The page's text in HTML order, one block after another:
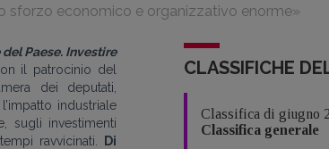
sforzo economico e organizzativo enorme»
Paese. Investire
il patrocinio del
dei deputati,
industriale
sugli investimenti
ravvicinati.
Di
CLASSIFICHE
Classifica di giugno
Classifica generale